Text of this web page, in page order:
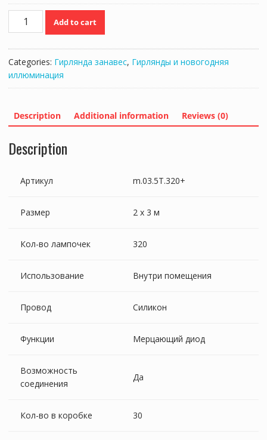
ГИРЛЯНДА
ЗАНАВЕС
МУЛЬТИ,
2Х3М,
FLASH-
В
ПОМЕЩ,
ПР,
Ш.П.
IP20
Add to cart
Categories: Гирлянда занавес, Гирлянды и новогодняя
иллюминация
Description Additional information Reviews (0)
Description
Артикул m.03.5T.320+
Размер 2 х 3 м
Кол-во лампочек 320
Использование Внутри помещения
Провод Силикон
Функции Мерцающий диод
Возможность
соединения
Да
Кол-во в коробке 30